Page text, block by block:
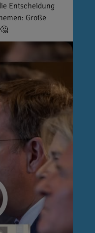
Entscheidung
Große